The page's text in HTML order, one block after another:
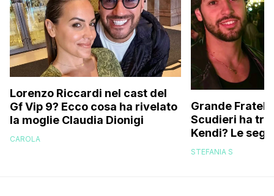
Lorenzo Riccardi nel cast del
Gf Vip 9? Ecco cosa ha rivelato
la moglie Claudia Dionigi
CAROLA
Grande
Scudieri ha
Kendi? Le
replica dell’ex
STEFANIA S